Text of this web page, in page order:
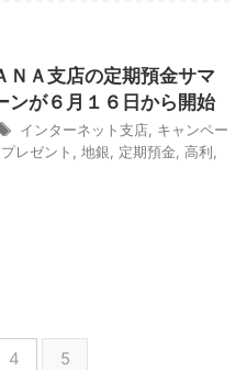
ＮＡ支店の定期預金サマ
ンが６月１６日から開始
インターネット支店 キャンペー
プレゼント 地銀 定期預金 高利
4 5